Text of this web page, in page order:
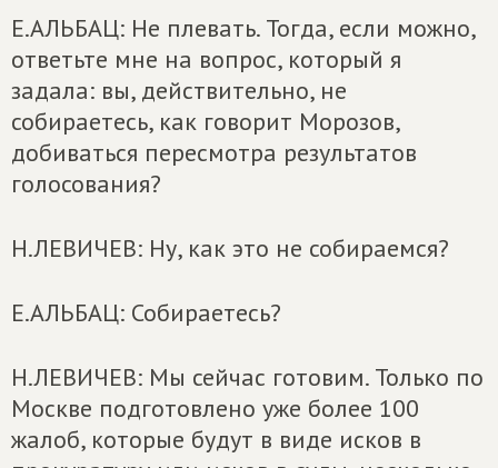
Е.АЛЬБАЦ: Не плевать. Тогда, если можно,
ответьте мне на вопрос, который я
задала: вы, действительно, не
собираетесь, как говорит Морозов,
добиваться пересмотра результатов
голосования?
Н.ЛЕВИЧЕВ: Ну, как это не собираемся?
Е.АЛЬБАЦ: Собираетесь?
Н.ЛЕВИЧЕВ: Мы сейчас готовим. Только по
Москве подготовлено уже более 100
жалоб, которые будут в виде исков в